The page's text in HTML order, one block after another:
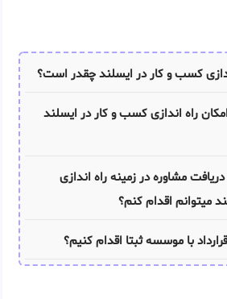
کسب و کار در ایسلند چقدر است؟
راه اندازی کسب و کار در ایسلند
مشاوره در زمینه راه اندازی
میتوانم اقدام کنم؟
با موسسه ثبتا اقدام کنیم؟